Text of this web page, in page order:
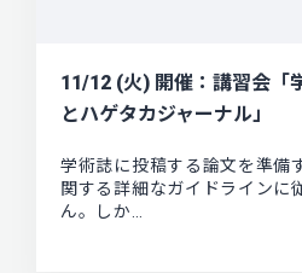
11/12 (火) 開催：講習会「
とハゲタカジャーナル」
学術誌に投稿する論文を準備
関する詳細なガイドラインに
ん。しか…